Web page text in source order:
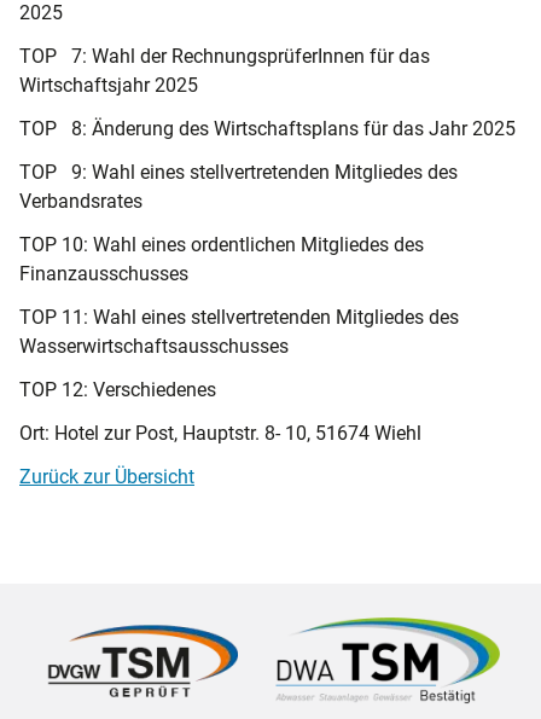
2025
TOP 7: Wahl der RechnungsprüferInnen für das
Wirtschaftsjahr 2025
TOP 8: Änderung des Wirtschaftsplans für das Jahr 2025
TOP 9: Wahl eines stellvertretenden Mitgliedes des
Verbandsrates
TOP 10: Wahl eines ordentlichen Mitgliedes des
Finanzausschusses
TOP 11: Wahl eines stellvertretenden Mitgliedes des
Wasserwirtschaftsausschusses
TOP 12: Verschiedenes
Ort: Hotel zur Post, Hauptstr. 8- 10, 51674 Wiehl
Zurück zur Übersicht